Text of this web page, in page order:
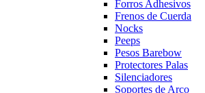
Forros Adhesivos
Frenos de Cuerda
Nocks
Peeps
Pesos Barebow
Protectores Palas
Silenciadores
Soportes de Arco